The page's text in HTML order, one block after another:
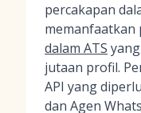
percakapan
memanfaatkan
dalam ATS
jutaan profil.
API yang
dan Agen